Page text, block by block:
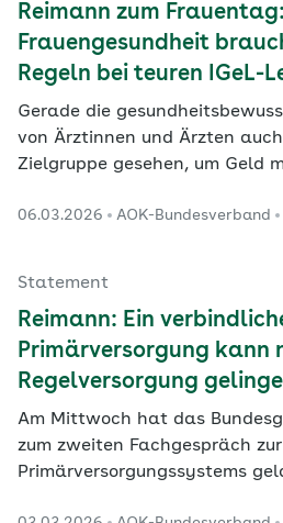
Reimann zum
Frauengesundheit
Regeln bei teuren IGeL-
Gerade die
von Ärztinnen und Ärzten
Zielgruppe gesehen, um Geld
Vorstandsvorsitzende des
06.03.2026 AOK-Bundesverband
Statement
Reimann: Ein
Primärversorgung kann
Regelversorgung
Am Mittwoch hat das
zum zweiten Fachgespräch
Primärversorgungssystems